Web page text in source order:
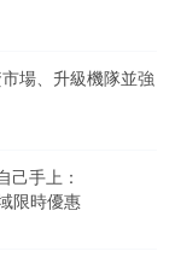
場、升級機隊並強
己手上：
限時優惠